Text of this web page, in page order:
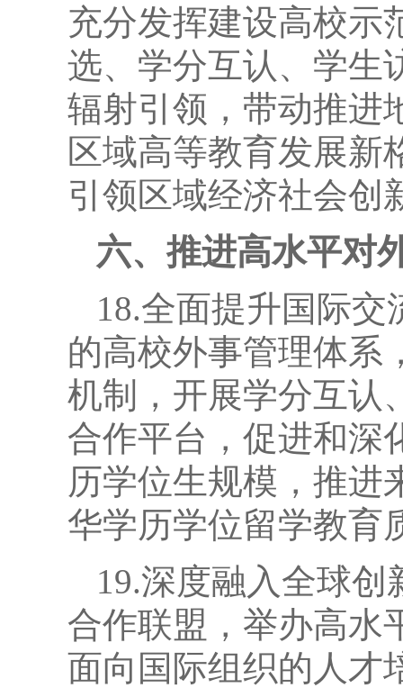
充分发挥建设高校示
选、学分互认、学生
辐射引领，带动推进
区域高等教育发展新
引领区域经济社会创
六、推进高水平对
18.全面提升国际
的高校外事管理体系
机制，开展学分互认
合作平台，促进和深
历学位生规模，推进
华学历学位留学教育
19.深度融入全球
合作联盟，举办高水
面向国际组织的人才